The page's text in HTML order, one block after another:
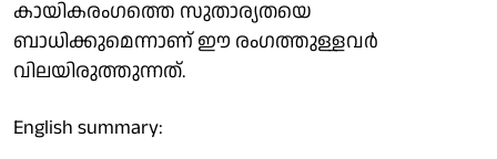
കായികരംഗത്തെ സുതാര്യതയെ
ബാധിക്കുമെന്നാണ് ഈ രംഗത്തുള്ളവര്‍
വിലയിരുത്തുന്നത്.
English summary: